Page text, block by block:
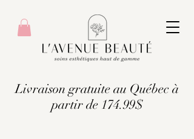
Livraison gratuite au Québec à
partir de 174.99$